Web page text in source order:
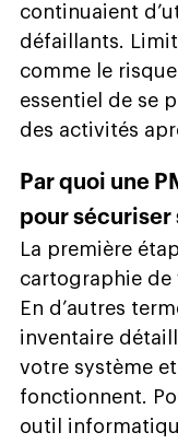
continuaient
défaillants.
comme le
essentiel de se
des activités
Par quoi une
pour sécuriser
La première
cartographie de
En d’autres
inventaire
votre système
fonctionnent.
outil